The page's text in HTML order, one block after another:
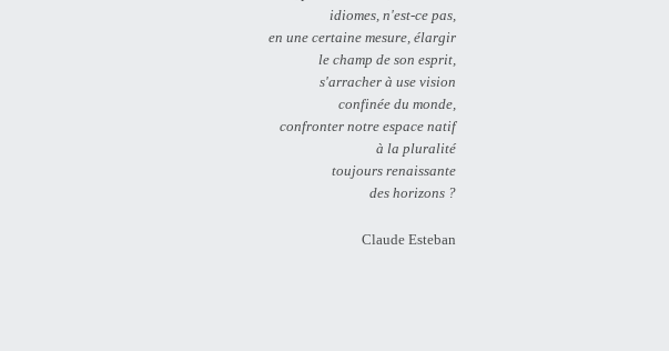
idiomes, n'est-ce pas,
en une certaine mesure, élargir
le champ de son esprit,
s'arracher à use vision
confinée du monde,
confronter notre espace natif
à la pluralité
toujours renaissante
des horizons ?
Claude Esteban